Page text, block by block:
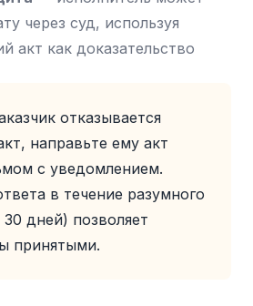
через суд, используя
акт как доказательство
отказывается
направьте ему акт
с уведомлением.
в течение разумного
дней) позволяет
принятыми.